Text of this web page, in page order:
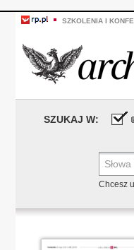
SZKOLENIA I
SZUKAJ W:
Chcesz